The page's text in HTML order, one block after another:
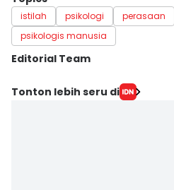
istilah psikologi perasaan
psikologis manusia
Editorial Team
Editor
Tonton lebih seru di